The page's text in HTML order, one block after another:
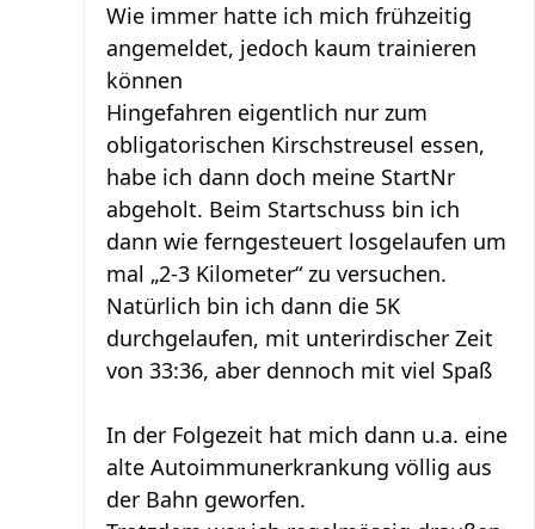
Wie immer hatte ich mich frühzeitig
angemeldet, jedoch kaum trainieren
können
Hingefahren eigentlich nur zum
obligatorischen Kirschstreusel essen,
habe ich dann doch meine StartNr
abgeholt. Beim Startschuss bin ich
dann wie ferngesteuert losgelaufen um
mal „2-3 Kilometer“ zu versuchen.
Natürlich bin ich dann die 5K
durchgelaufen, mit unterirdischer Zeit
von 33:36, aber dennoch mit viel Spaß
In der Folgezeit hat mich dann u.a. eine
alte Autoimmunerkrankung völlig aus
der Bahn geworfen.